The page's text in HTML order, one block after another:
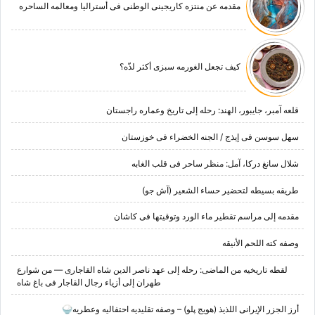
مقدمه عن منتزه کاریجینی الوطنی فی أسترالیا ومعالمه الساحره
کیف تجعل الغورمه سبزی أکثر لذّه؟
قلعه آمبر، جایبور، الهند: رحله إلى تاریخ وعماره راجستان
سهل سوسن فی إیذج / الجنه الخضراء فی خوزستان
شلال سانغ درکا، آمل: منظر ساحر فی قلب الغابه
طریقه بسیطه لتحضیر حساء الشعیر (آش جو)
مقدمه إلى مراسم تقطیر ماء الورد وتوقیتها فی کاشان
وصفه کته اللحم الأنیقه
لقطه تاریخیه من الماضی: رحله إلى عهد ناصر الدین شاه القاجاری — من شوارع
طهران إلى أزیاء رجال القاجار فی باغ شاه
أرز الجزر الإیرانی اللذیذ (هویج پلو) – وصفه تقلیدیه احتفالیه وعطریه🍚